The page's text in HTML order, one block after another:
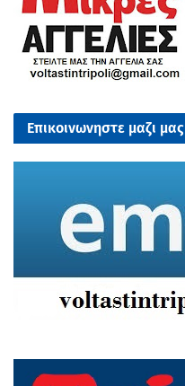
Επικοινωνηστε μαζι μας